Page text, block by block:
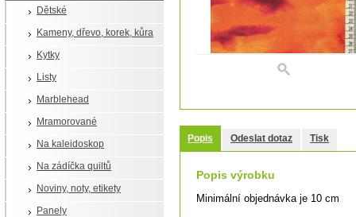
Dětské
Kameny, dřevo, korek, kůra
Kytky
Listy
Marblehead
Mramorované
Na kaleidoskop
Na zádíčka quiltů
Noviny, noty, etikety
Panely
Popis Odeslat dotaz Tisk
Popis výrobku
Minimální objednávka je 10 cm